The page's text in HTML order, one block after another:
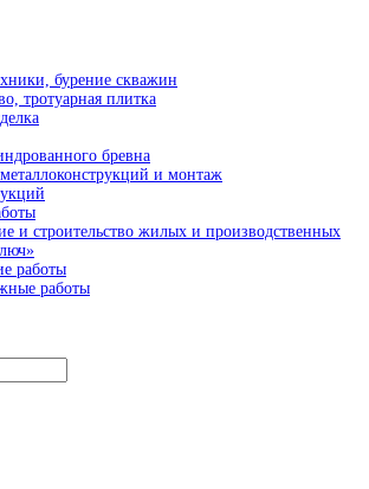
бурение скважин
тротуарная плитка
бревна
и монтаж
и строительство жилых и производственных
работы
работы